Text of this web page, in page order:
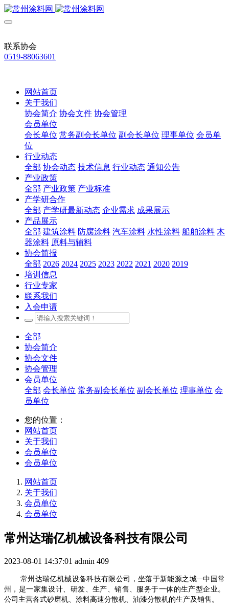
联系协会
0519-88063601
网站首页
关于我们
协会简介 协会文件 协会管理
会员单位
会长单位 常务副会长单位 副会长单位 理事单位 会员单
位
行业动态
全部 协会动态 技术信息 行业动态 通知公告
产业政策
全部 产业政策 产业标准
产学研合作
全部 产学研最新动态 企业需求 成果展示
产品展示
全部 建筑涂料 防腐涂料 汽车涂料 水性涂料 船舶涂料 木
器涂料 原料与辅料
协会简报
全部 2026 2024 2025 2023 2022 2021 2020 2019
培训信息
行业专家
联系我们
入会申请
全部
协会简介
协会文件
协会管理
会员单位
全部 会长单位 常务副会长单位 副会长单位 理事单位 会
员单位
您的位置：
网站首页
关于我们
会员单位
会员单位
网站首页
关于我们
会员单位
会员单位
常州达瑞亿机械设备科技有限公司
2023-08-01 14:37:01 admin 409
常州 达瑞亿机械设备科技有限公司 ， 坐落于新能源之城---中国常
州，是一家集设计、研发、生产、销售、服务于一体的生产型企业。
公司主营各式砂磨机、涂料高速分散机、油漆分散机的生产及销售。